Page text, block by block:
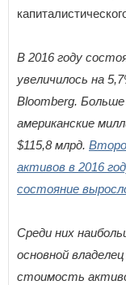
В 2016 году
увеличилось на
Bloomberg.
американские
$115,8 млрд.
активов в 2016
состояние
Среди них
основной
стоимость